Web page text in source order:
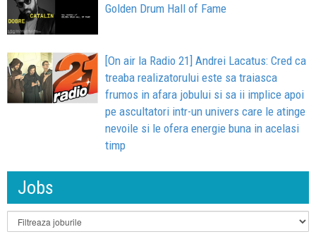
Golden Drum Hall of Fame
[On air la Radio 21] Andrei Lacatus: Cred ca
treaba realizatorului este sa traiasca
frumos in afara jobului si sa ii implice apoi
pe ascultatori intr-un univers care le atinge
nevoile si le ofera energie buna in acelasi
timp
Jobs